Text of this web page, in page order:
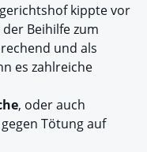
kippte vor
Beihilfe zum
und als
es zahlreiche
, oder auch
Tötung auf